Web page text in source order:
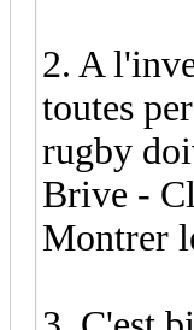
2. A
toutes
rugby
Brive -
Montrer